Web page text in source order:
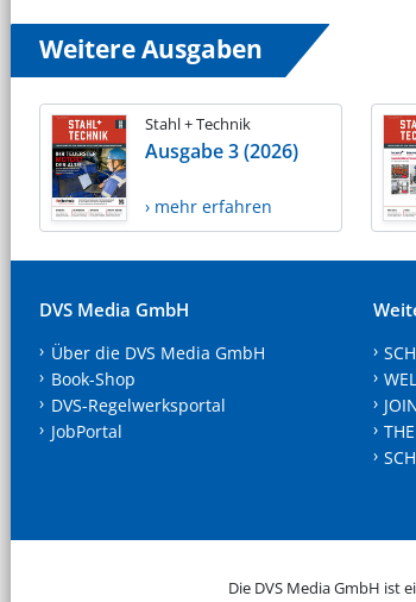
Weitere Ausgaben
Stahl + Technik
Ausgabe 3 (2026)
› mehr erfahren
DVS Media GmbH
Über die DVS Media GmbH
Book-Shop
DVS-Regelwerksportal
JobPortal
Die DVS Media GmbH ist